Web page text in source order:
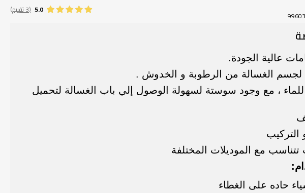
5.0 (3 تقييم)
عالية الجودة.
لجسم الغسالة من الرطوبة و الخدوش .
، مع وجود سوستة لسهولة الوصول إلي باب الغسالة لتحميل
التركيب
مع الموديلات المختلفة
حاده على الغطاء